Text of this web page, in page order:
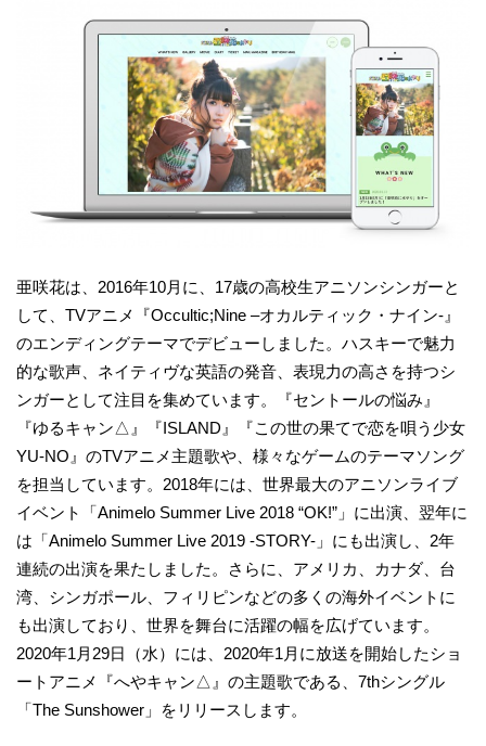
亜咲花は、2016年10月に、17歳の高校生アニソンシンガーと
して、TVアニメ『Occultic;Nine –オカルティック・ナイン-』
のエンディングテーマでデビューしました。ハスキーで魅力
的な歌声、ネイティヴな英語の発音、表現力の高さを持つシ
ンガーとして注目を集めています。『セントールの悩み』
『ゆるキャン△』『ISLAND』『この世の果てで恋を唄う少女
YU-NO』のTVアニメ主題歌や、様々なゲームのテーマソング
を担当しています。2018年には、世界最大のアニソンライブ
イベント「Animelo Summer Live 2018 “OK!”」に出演、翌年に
は「Animelo Summer Live 2019 -STORY-」にも出演し、2年
連続の出演を果たしました。さらに、アメリカ、カナダ、台
湾、シンガポール、フィリピンなどの多くの海外イベントに
も出演しており、世界を舞台に活躍の幅を広げています。
2020年1月29日（水）には、2020年1月に放送を開始したショ
ートアニメ『へやキャン△』の主題歌である、7thシングル
「The Sunshower」をリリースします。